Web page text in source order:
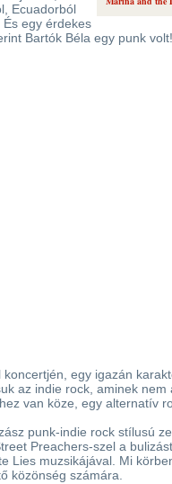
Ecuadorból
egy érdekes
Bartók Béla egy punk volt!
egy igazán
az indie rock, aminek nem
van köze, egy alternatív
punk-indie rock stílusú
Preachers-szel a
Lies muzsikájával. Mi
közönség számára.